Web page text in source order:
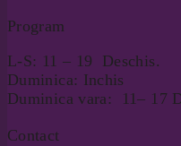
Program
L-S: 11 – 19 Deschis.
Duminica: Inchis
Duminica vara: 11– 17
Contact